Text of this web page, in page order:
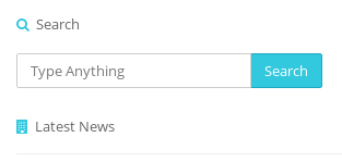
Search
Search
Latest News